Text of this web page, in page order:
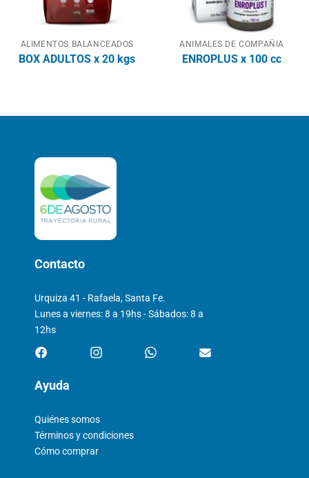
ALIMENTOS BALANCEADOS
BOX ADULTOS x 20 kgs
ANIMALES DE COMPAÑIA
ENROPLUS x 100 cc
Contacto
Urquiza 41 - Rafaela, Santa Fe.
Lunes a viernes: 8 a 19hs - Sábados: 8 a
12hs
Ayuda
Quiénes somos
Términos y condiciones
Cómo comprar